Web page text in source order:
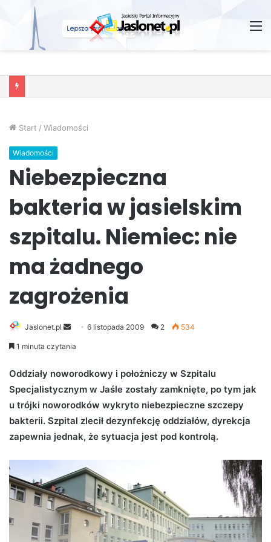
Start / Wiadomości
Wiadomości
Niebezpieczna
bakteria w jasielskim
szpitalu. Niemiec: nie
ma żadnego
zagrożenia
Jaslonet.pl
e
d
a
i
l
6 listopada 2009 2 534
1 minuta czytania
Oddziały noworodkowy i położniczy w Szpitalu
Specjalistycznym w Jaśle zostały zamknięte, po tym jak
u trójki noworodków wykryto niebezpieczne szczepy
bakterii. Szpital zlecił dezynfekcję oddziałów, dyrekcja
zapewnia jednak, że sytuacja jest pod kontrolą.